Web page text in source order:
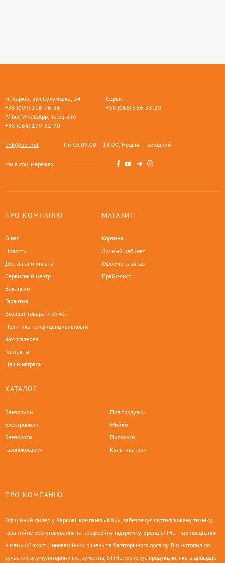
м. Харків, вул.Сухумська, 24
+38 (099) 316-76-36
(Viber, WhatsApp, Telegram)
+38 (066) 179-82-90
Сервіс
+38 (066) 556-33-29
khk@ukr.net Пн-Сб 09:00 —18:00, Неділя — вихідний
Ми в соц. мережах
ПРО КОМПАНІЮ
О нас
Новости
Доставка и оплата
Сервисный центр
Вакансии
Гарантия
Возврат товара и обмен
Политика конфиденциальности
Фотогалерея
Контакты
Наши награды
МАГАЗИН
Корзина
Личный кабинет
Оформить заказ
Прайс-лист
КАТАЛОГ
Бензопили
Електропили
Бензокоси
Газонокосарки
Повітродувки
Мийки
Пилососи
Культиватори
ПРО КОМПАНІЮ
Офіційний дилер у Харкові, компанія «КХК», забезпечує сертифіковану техніку,
гарантійне обслуговування та професійну підтримку. Бренд STIHL — це поєднання
німецької якості, інноваційних рішень та багаторічного досвіду. Від мотопил до
сучасних акумуляторних інструментів, STIHL пропонує продукцію, яка відповідає